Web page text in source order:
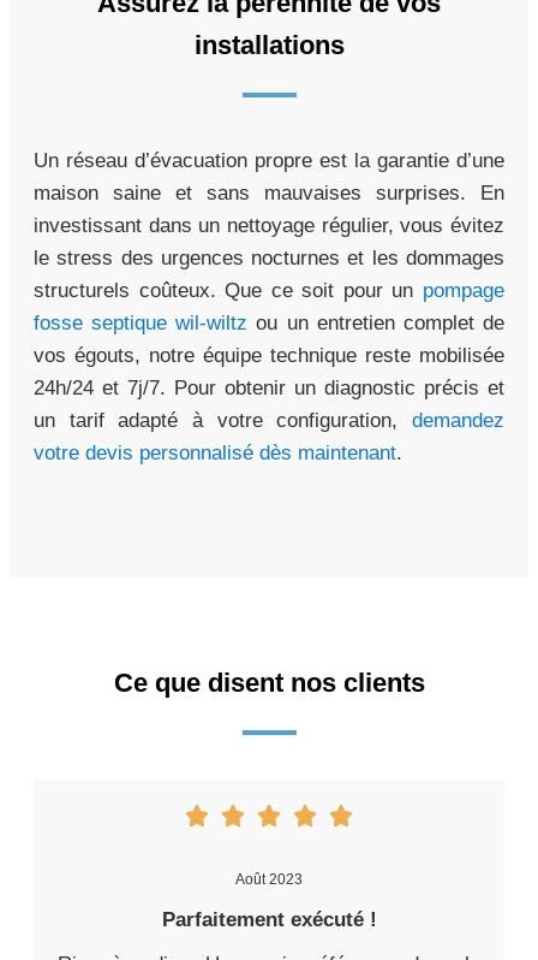
installations
Un réseau d’évacuation propre est la garantie d’une
maison saine et sans mauvaises surprises. En
investissant dans un nettoyage régulier, vous évitez
le stress des urgences nocturnes et les dommages
structurels coûteux. Que ce soit pour un pompage
fosse septique wil-wiltz ou un entretien complet de
vos égouts, notre équipe technique reste mobilisée
24h/24 et 7j/7. Pour obtenir un diagnostic précis et
un tarif adapté à votre configuration, demandez
votre devis personnalisé dès maintenant.
Ce que disent nos clients
Août 2023
Parfaitement exécuté !